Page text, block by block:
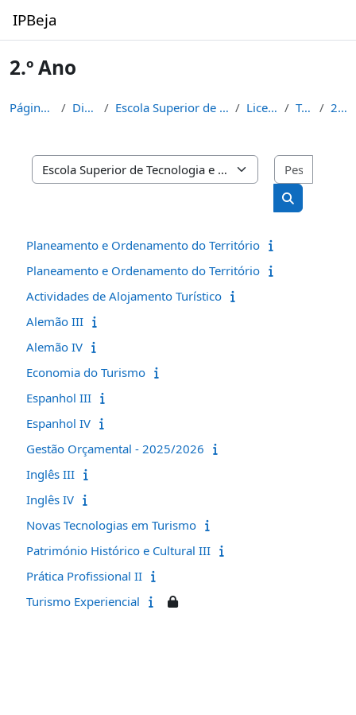
IPBeja
2.º Ano
Página principal Disciplinas Escola Superior de Tecnologia e de Gestão Licenciaturas Turismo 2.º Ano
Categorias de disciplinas
Pesquisar
Planeamento e Ordenamento do Território
Planeamento e Ordenamento do Território
Actividades de Alojamento Turístico
Alemão III
Alemão IV
Economia do Turismo
Espanhol III
Espanhol IV
Gestão Orçamental - 2025/2026
Inglês III
Inglês IV
Novas Tecnologias em Turismo
Património Histórico e Cultural III
Prática Profissional II
Turismo Experiencial